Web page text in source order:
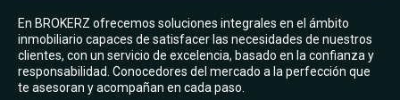
En BROKERZ ofrecemos soluciones integrales en el ámbito
inmobiliario capaces de satisfacer las necesidades de nuestros
clientes, con un servicio de excelencia, basado en la confianza y
responsabilidad. Conocedores del mercado a la perfección que
te asesoran y acompañan en cada paso.